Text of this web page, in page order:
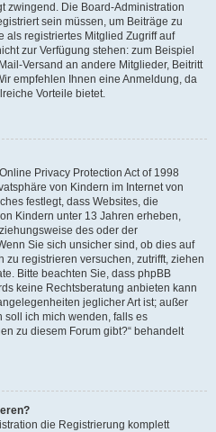
zwingend. Die Board-Administration
sein müssen, um Beiträge zu
als registriertes Mitglied Zugriff auf
zur Verfügung stehen: zum Beispiel
Versand an andere Mitglieder, Beitritt
empfehlen Ihnen eine Anmeldung, da
Vorteile bietet.
Privacy Protection Act of 1998
von Kindern im Internet von
festlegt, dass Websites, die
Kindern unter 13 Jahren erheben,
des oder der
Sie sich unsicher sind, ob dies auf
zu registrieren versuchen, zutrifft, ziehen
Bitte beachten Sie, dass phpBB
keine Rechtsberatung anbieten kann
jeglicher Art ist; außer
soll ich mich wenden, falls es
zu diesem Forum gibt?“ behandelt
die Registrierung komplett